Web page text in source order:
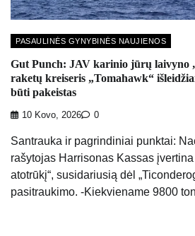
PASAULINĖS GYNYBINĖS NAUJIENOS
Gut Punch: JAV karinio jūrų laivyno
raketų kreiseris „Tomahawk“
būti pakeistas
10 Kovo, 2026 0
Santrauka ir pagrindiniai punktai:
rašytojas Harrisonas Kassas
atotrūkį“, susidariusią dėl
pasitraukimo. -Kiekviename 9800